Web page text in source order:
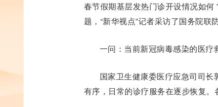
春节假期基层发热门诊开设情况如
题，“新华视点”记者采访了国务院联
一问：当前新冠病毒感染的医疗
国家卫生健康委医疗应急司司
有序，日常的诊疗服务在逐步恢复。